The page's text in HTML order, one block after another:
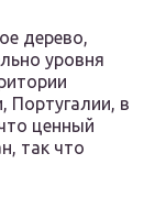
дерево,
уровня
Португалии, в
ценный
так что